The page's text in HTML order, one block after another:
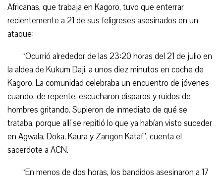
Africanas, que trabaja en Kagoro, tuvo que enterrar
recientemente a 21 de sus feligreses asesinados en un
ataque:
“Ocurrió alrededor de las 23:20 horas del 21 de julio en
la aldea de Kukum Daji, a unos diez minutos en coche de
Kagoro. La comunidad celebraba un encuentro de jóvenes
cuando, de repente, escucharon disparos y ruidos de
hombres gritando. Supieron de inmediato de qué se
trataba, porque allí se repitió lo que ya habían visto suceder
en Agwala, Doka, Kaura y Zangon Kataf”, cuenta el
sacerdote a ACN.
“En menos de dos horas, los bandidos asesinaron a 17